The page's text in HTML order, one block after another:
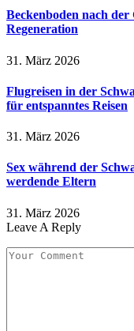
Beckenboden nach
Regeneration
31. März 2026
Flugreisen in der
für entspanntes Reisen
31. März 2026
Sex während der
werdende Eltern
31. März 2026
Leave A Reply